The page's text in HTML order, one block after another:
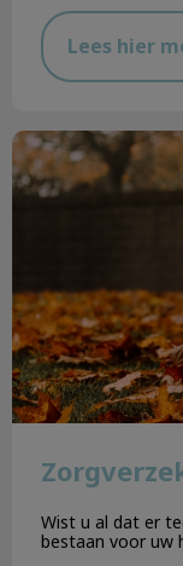
Lees hier
Zorgverzekering
Wist u al dat er
bestaan voor uw